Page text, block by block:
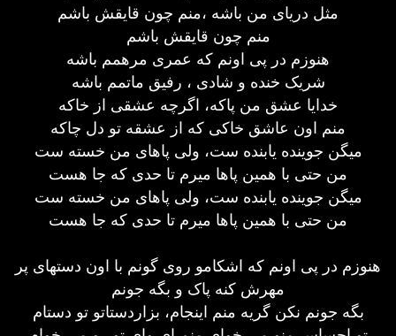
مثل دریای من باشه ،منم چون قایقش باشم
منم چون قایقش باشم
هنوزم در پی اونم که عمری مرهمم باشه
شریک خنده و شادی ، رفیق ماتمم باشه
خدایا عشق من پاکه، اگرچه عشقی از خاکه
منم اون عاشق خاکی که از عشقه تو دل چاکه
میگن جوینده یابنده ست، ولی پاهای من خسته ست
من حتی با همین پاها میرم تا حدی که جا هست
میگن جوینده یابنده ست، ولی پاهای من خسته ست
من حتی با همین پاها میرم تا حدی که جا هست
هنوزم در پی اونم که اشکامو روی گونم با اون دستهای پر
مهرش کنه پاک و بگه جونم
بگه جونم نکن گریه منم اینجام، بزاردستاتو تو دستام